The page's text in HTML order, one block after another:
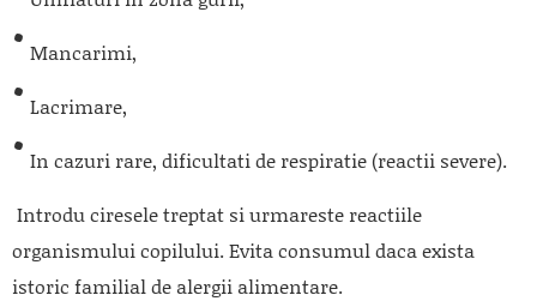
Mancarimi,
Lacrimare,
In cazuri rare, dificultati de respiratie (reactii severe).
Introdu ciresele treptat si urmareste reactiile
organismului copilului. Evita consumul daca exista
istoric familial de alergii alimentare.